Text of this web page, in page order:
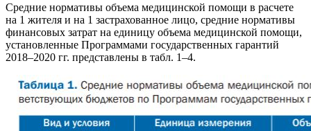
Средние нормативы объема медицинской помощи в расчете
на 1 жителя и на 1 застрахованное лицо, средние нормативы
финансовых затрат на единицу объема медицинской помощи,
установленные Программами государственных гарантий
2018–2020 гг. представлены в табл. 1–4.